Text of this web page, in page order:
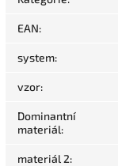
EAN:
system:
vzor:
Dominantní
materiál:
materiál 2: